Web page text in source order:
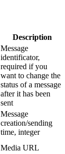
Description
Message
identificator,
required if you
want to change the
status of a message
after it has been
sent
Message
creation/sending
time, integer
Media URL